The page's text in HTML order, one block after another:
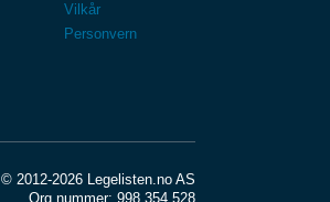
Vilkår
Personvern
© 2012-2026 Legelisten.no AS
Org.nummer: 998 354 528